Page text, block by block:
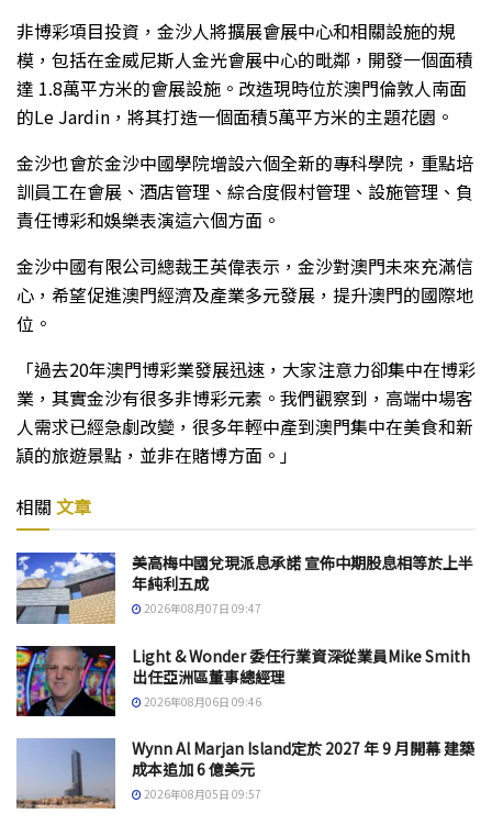
非博彩項目投資，金沙人將擴展會展中心和相關設施的規
模，包括在金威尼斯人金光會展中心的毗鄰，開發一個面積
達 1.8萬平方米的會展設施。改造現時位於澳門倫敦人南面
的Le Jardin，將其打造一個面積5萬平方米的主題花園。
金沙也會於金沙中國學院增設六個全新的專科學院，重點培
訓員工在會展、酒店管理、綜合度假村管理、設施管理、負
責任博彩和娛樂表演這六個方面。
金沙中國有限公司總裁王英偉表示，金沙對澳門未來充滿信
心，希望促進澳門經濟及產業多元發展，提升澳門的國際地
位。
「過去20年澳門博彩業發展迅速，大家注意力卻集中在博彩
業，其實金沙有很多非博彩元素。我們觀察到，高端中場客
人需求已經急劇改變，很多年輕中產到澳門集中在美食和新
頴的旅遊景點，並非在賭博方面。」
相關 文章
美高梅中國兌現派息承諾 宣佈中期股息相等於上半
年純利五成
2026年08月07日 09:47
Light & Wonder 委任行業資深從業員Mike Smith
出任亞洲區董事總經理
2026年08月06日 09:46
Wynn Al Marjan Island定於 2027 年 9 月開幕 建築
成本追加 6 億美元
2026年08月05日 09:57